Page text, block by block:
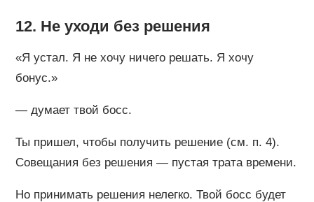
12. Не уходи без решения
«Я устал. Я не хочу ничего решать. Я хочу
бонус.»
— думает твой босс.
Ты пришел, чтобы получить решение (см. п. 4).
Совещания без решения — пустая трата времени.
Но принимать решения нелегко. Твой босс будет